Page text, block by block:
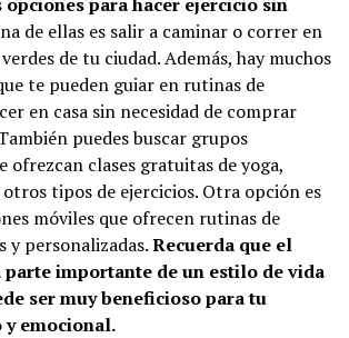
de ellas es salir a caminar o correr en
de tu ciudad. Además, hay muchos
te pueden guiar en rutinas de
en casa sin necesidad de comprar
puedes buscar grupos
ofrezcan clases gratuitas de yoga,
tipos de ejercicios. Otra opción es
móviles que ofrecen rutinas de
y personalizadas.Recuerda que el
parte importante de un estilo de vida
ser muy beneficioso para tu
emocional.